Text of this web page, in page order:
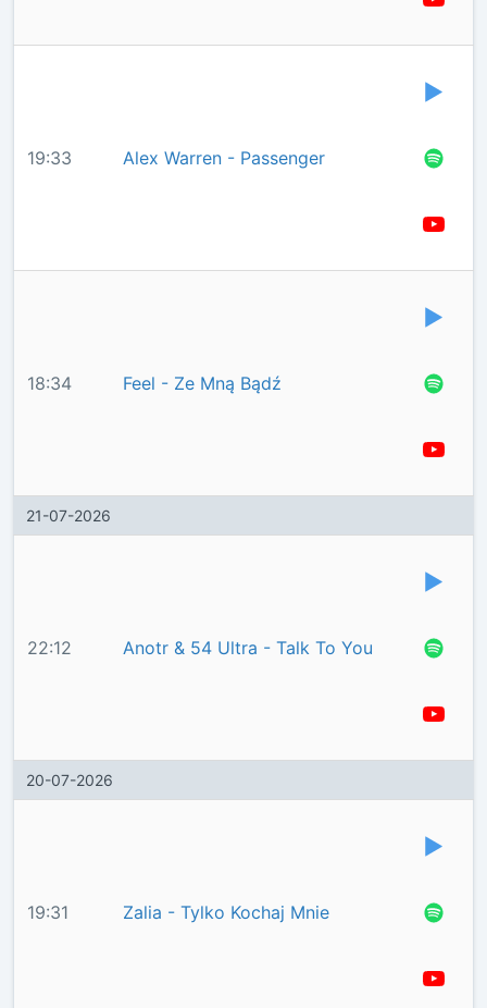
19:33 Alex Warren - Passenger
18:34 Feel - Ze Mną Bądź
21-07-2026
22:12 Anotr & 54 Ultra - Talk To You
20-07-2026
19:31 Zalia - Tylko Kochaj Mnie